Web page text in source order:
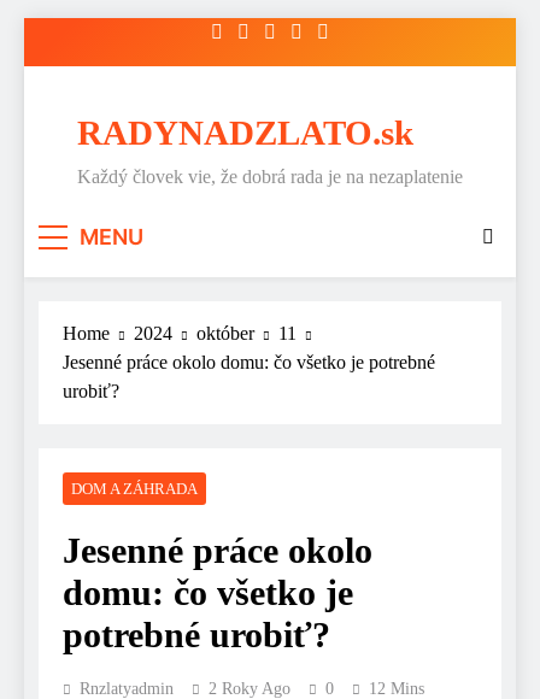
RADYNADZLATO.sk
Každý človek vie, že dobrá rada je na nezaplatenie
MENU
Home 2024 október
11
Jesenné práce okolo domu: čo všetko je potrebné
urobiť?
DOM A ZÁHRADA
Jesenné práce okolo
domu: čo všetko je
potrebné urobiť?
Rnzlatyadmin 2 Roky Ago 0 12 Mins